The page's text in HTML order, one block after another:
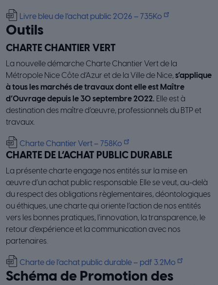
Livre bleu de l’achat public 2026 – 735Ko
Outils
CHARTE CHANTIER VERT
La nouvelle démarche Charte Chantier Vert de la
Métropole Nice Côte d’Azur et de la Ville de Nice,s’applique
à tous les marchés de travaux dont elle est Maître
d’Ouvrage depuis le 30 septembre 2022. Elle est à
destination des maître d’œuvre, professionnels du BTP et
travaux.
Charte Chantier Vert – 758Ko
CHARTE DE L’ACHAT PUBLIC DURABLE
La présente charte engage nos entités sur la mise en
œuvre d’un achat public responsable. Elle se veut, au-delà
du respect des obligations règlementaires, déontologiques
ou éthiques, une charte qui oriente l’action de nos entités
vers les bonnes pratiques, l’innovation, la transparence, le
retour d’expérience et la communication avec nos
partenaires.
Charte de l’achat public durable – pdf 3.2Mo
Schéma de Promotion des